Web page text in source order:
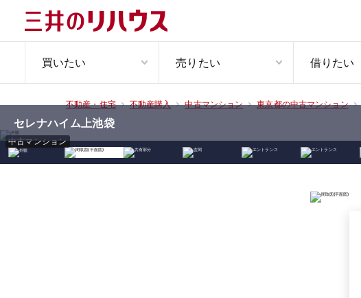
買いたい 売りたい 借りたい
不動産・住宅 不動産購入 中古マンション 東京都の中古マンション
中古マンション
セレナハイム上池袋